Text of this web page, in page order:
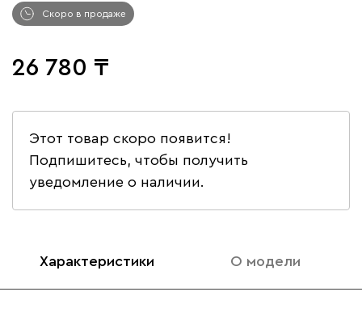
Скоро в продаже
26 780
Этот товар скоро появится!
Подпишитесь, чтобы получить
уведомление о наличии.
Характеристики О модели